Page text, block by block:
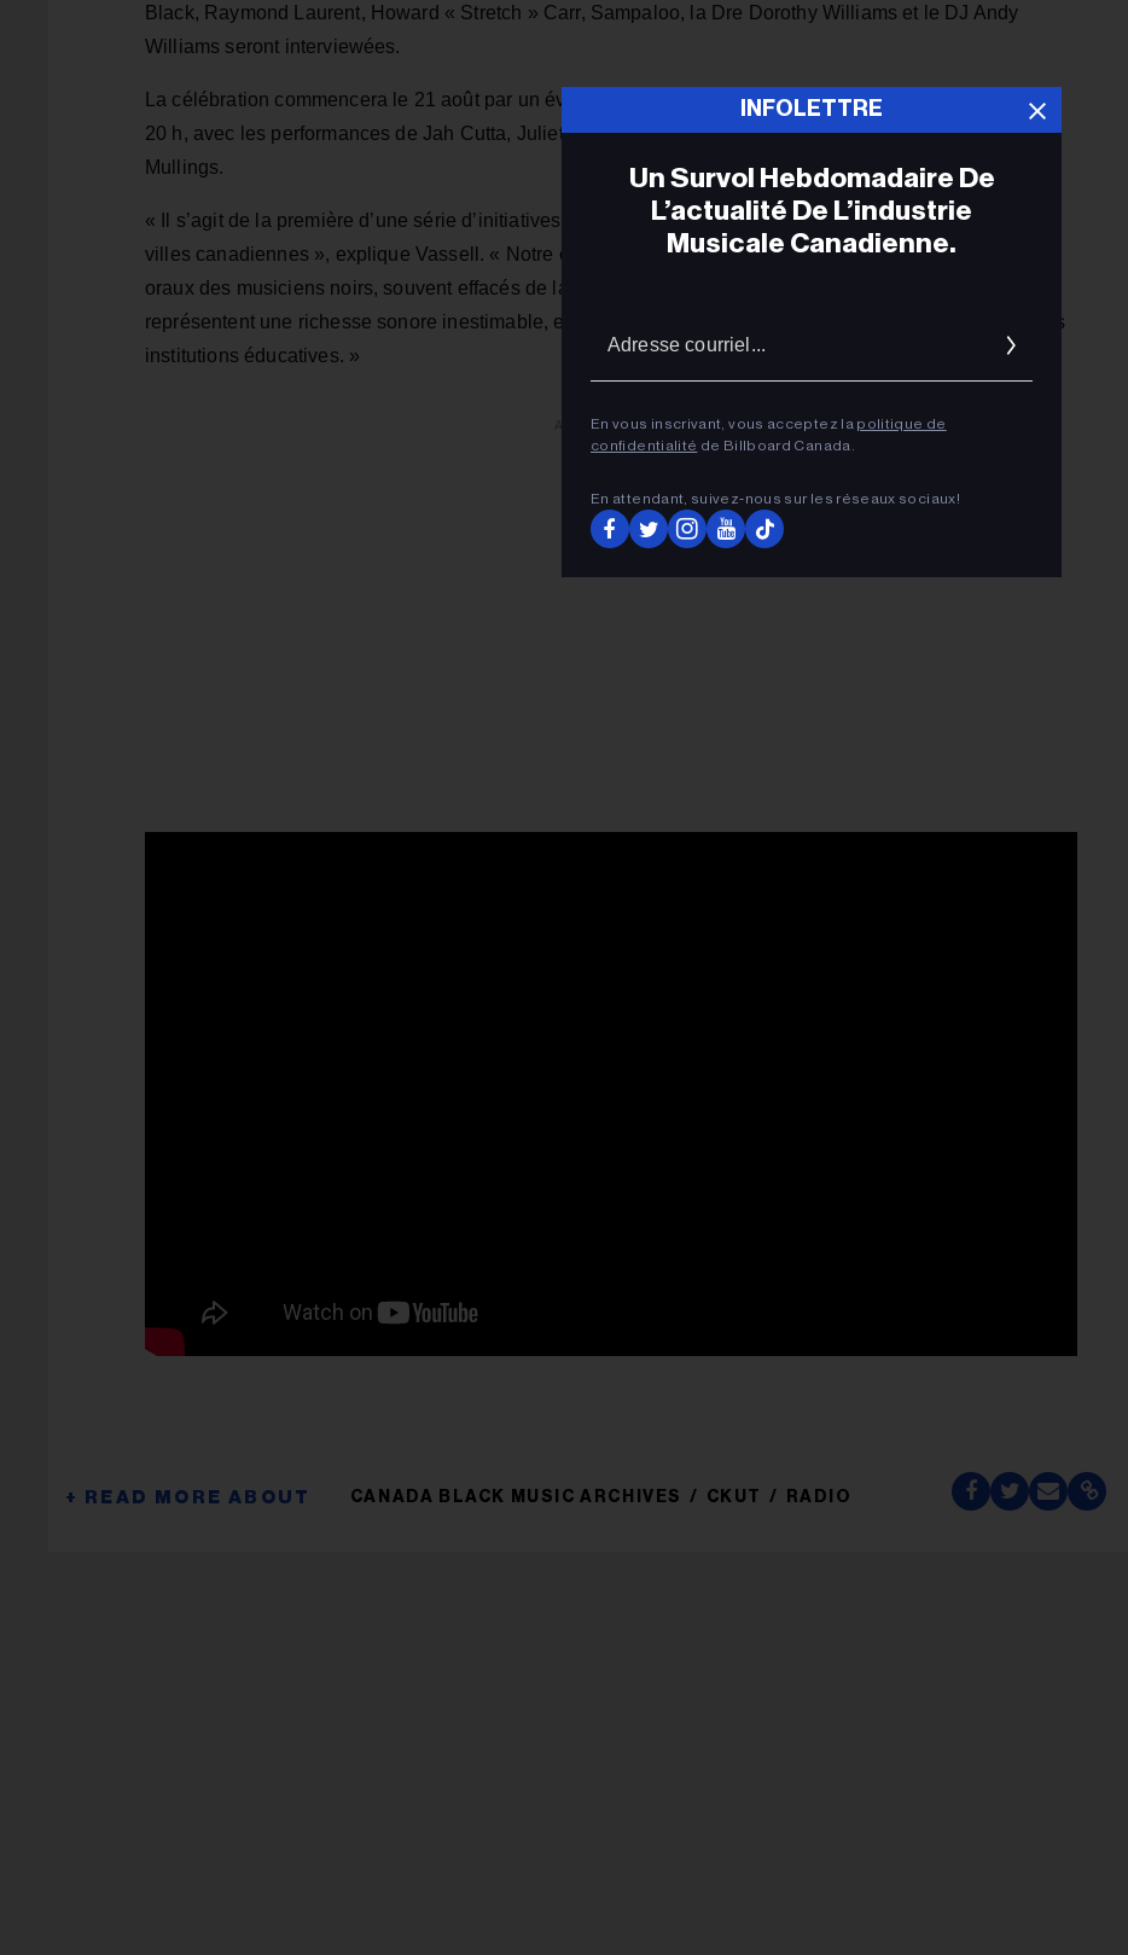
Black, Raymond Laurent, Howard « Stretch » Carr, Sampaloo, la Dre Dorothy Williams et le DJ Andy
Williams seront interviewées.
La célébration commencera le 21 août par un événement public gratuit à la salle de bal McGill, de 17 h à
20 h, avec les performances de Jah Cutta, Juliet « Schtroumpfette » Nelson et Deniston « Sampaloo »
Mullings.
« Il s’agit de la première d’une série d’initiatives que la CBMA entreprendra à Montréal et dans d’autres
villes canadiennes », explique Vassell. « Notre objectif est de recueillir et de préserver les témoignages
oraux des musiciens noirs, souvent effacés de la mémoire culturelle canadienne. Ces contributions
représentent une richesse sonore inestimable, et il est de notre devoir de les partager avec le public et les
institutions éducatives. »
ADVERTISEMENT
CANADA BLACK MUSIC ARCHIVES CKUT RADIO
INFOLETTRE
Un Survol Hebdomadaire De
L’actualité De L’industrie
Musicale Canadienne.
Adresse
En vous inscrivant, vous acceptez la politique de
confidentialité de Billboard Canada.
En attendant, suivez‑nous sur les réseaux sociaux!